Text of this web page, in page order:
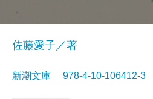
佐藤愛子／著
新潮文庫 978-4-10-106412-